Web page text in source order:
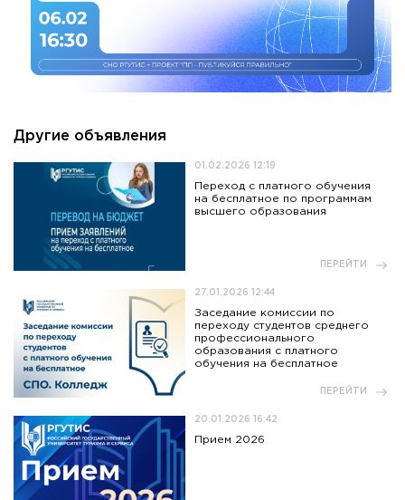
Другие объявления
01.02.2026 12:19
Переход с платного обучения
на бесплатное по программам
высшего образования
ПЕРЕЙТИ
27.01.2026 12:44
Заседание комиссии по
переходу студентов среднего
профессионального
образования с платного
обучения на бесплатное
ПЕРЕЙТИ
20.01.2026 16:42
Прием 2026